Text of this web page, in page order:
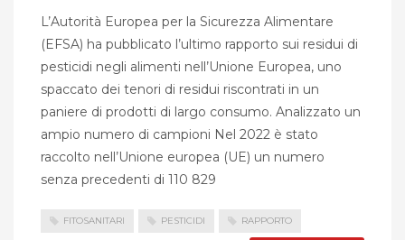
L’Autorità Europea per la Sicurezza Alimentare
(EFSA) ha pubblicato l’ultimo rapporto sui residui di
pesticidi negli alimenti nell’Unione Europea, uno
spaccato dei tenori di residui riscontrati in un
paniere di prodotti di largo consumo. Analizzato un
ampio numero di campioni Nel 2022 è stato
raccolto nell’Unione europea (UE) un numero
senza precedenti di 110 829
FITOSANITARI PESTICIDI RAPPORTO